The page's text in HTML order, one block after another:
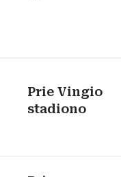
Prie Vingio
stadiono